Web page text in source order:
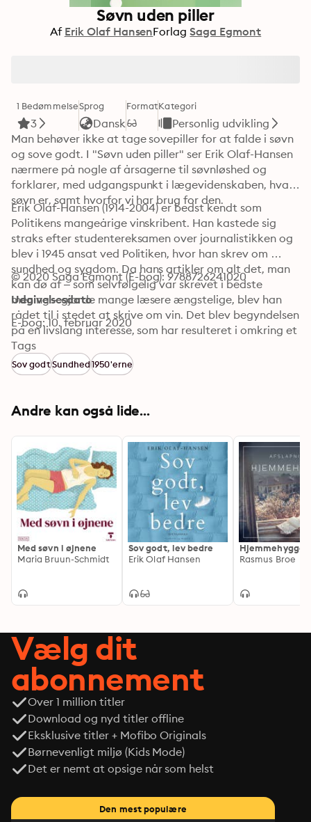
Søvn uden piller
Af Erik Olaf HansenForlag Saga Egmont
1 Bedømmelse
3
Sprog
Dansk
FormatKategori
Personlig udvikling
Man behøver ikke at tage sovepiller for at falde i søvn
og sove godt. I "Søvn uden piller" ser Erik Olaf-Hansen
nærmere på nogle af årsagerne til søvnløshed og
forklarer, med udgangspunkt i lægevidenskaben, hvad
søvn er, samt hvorfor vi har brug for den.
Erik Olaf-Hansen (1914-2004) er bedst kendt som
Politikens mangeårige vinskribent. Han kastede sig
straks efter studentereksamen over journalistikken og
blev i 1945 ansat ved Politiken, hvor han skrev om
sundhed og sygdom. Da hans artikler om alt det, man
kan dø af – som selvfølgelig var skrevet i bedste
mening – gjorde mange læsere ængstelige, blev han
rådet til i stedet at skrive om vin. Det blev begyndelsen
på en livslang interesse, som har resulteret i omkring et
halvt hundrede bøger om blandt andet vin og
livsglæde. Erik Olaf-Hansen er derudover forfatter til
et par romaner.
© 2020 Saga Egmont (E-bog): 9788726241020
Udgivelsesdato
E-bog: 10. februar 2020
Tags
Sov godtSundhed1950'erne
Andre kan også lide...
Med søvn i øjnene
Maria Bruun-Schmidt
Sov godt, lev bedre
Erik Olaf Hansen
Hjemmehygge
Rasmus Broe
Vælg dit
abonnement
Over 1 million titler
Download og nyd titler offline
Eksklusive titler + Mofibo Originals
Børnevenligt miljø (Kids Mode)
Det er nemt at opsige når som helst
Den mest populære